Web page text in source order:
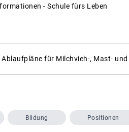
- Schule fürs Leben
Ablaufpläne für Milchvieh-, Mast-
Bildung Positionen